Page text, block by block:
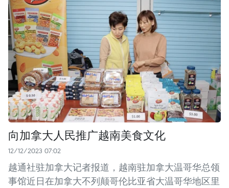
向加拿大人民推广越南美食文化
12/12/2023 07:02
越通社驻加拿大记者报道，越南驻加拿大温哥华总领
事馆近日在加拿大不列颠哥伦比亚省大温哥华地区里